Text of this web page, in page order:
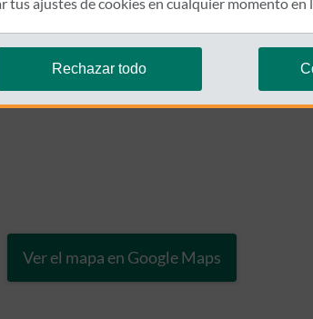
Ver el mapa en Google Maps
Rechazar todo